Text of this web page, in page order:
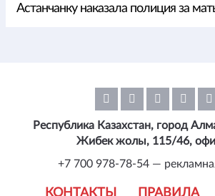
Астанчанку наказала полиция за
КОНТАКТЫ ПРАВИЛА
Республика Казахстан, город
Жибек жолы, 115/46,
+7 700 978-78-54 —